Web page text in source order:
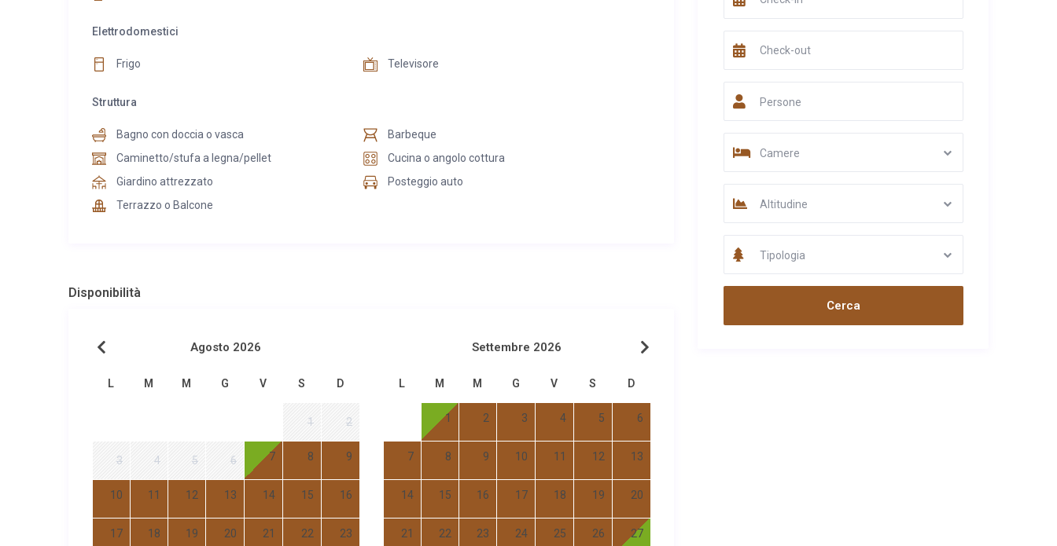
Elettrodomestici
Frigo Televisore
Struttura
Bagno con doccia o vasca
Barbeque
Caminetto/stufa a legna/pellet
Cucina o angolo cottura
Giardino attrezzato
Posteggio auto
Terrazzo o Balcone
Disponibilità
Agosto 2026
L M M G V S D
1 2
3 4 5 6 7 8 9
10 11 12 13 14 15 16
17 18 19 20 21 22 23
Settembre 2026
L M M G V S D
1 2 3 4 5 6
7 8 9 10 11 12 13
14 15 16 17 18 19 20
21 22 23 24 25 26 27
Persone
Camere
Altitudine
Tipologia